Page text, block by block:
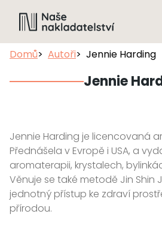
Domů Autoři Jennie Harding
Jennie
Jennie Harding je licencovaná
Přednášela v Evropě i USA, a
aromaterapii, krystalech,
Věnuje se také metodě Jin Shin
jednotný přístup ke zdraví
přírodou.